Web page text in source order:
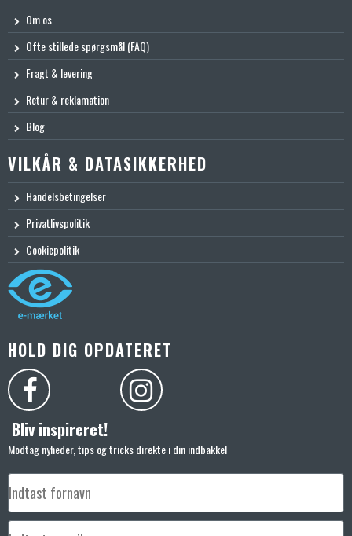
Om os
Ofte stillede spørgsmål (FAQ)
Fragt & levering
Retur & reklamation
Blog
VILKÅR & DATASIKKERHED
Handelsbetingelser
Privatlivspolitik
Cookiepolitik
HOLD DIG OPDATERET
Bliv inspireret!
Modtag nyheder, tips og tricks direkte i din indbakke!